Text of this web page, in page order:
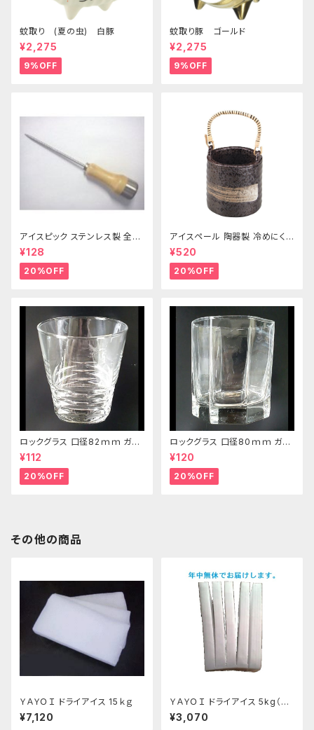
蚊取り (夏の虫) 白豚
¥2,275
9%OFF
蚊取り豚 ゴールド
¥2,275
9%OFF
アイスピック ステンレス製 全長
215ｍｍ
¥128
20%OFF
アイスペール 陶器製 冷めにくい
二重構造 860ml
¥520
20%OFF
ロックグラス 口径82ｍｍ ガラ
ス製 250cc
¥112
20%OFF
ロックグラス 口径80ｍｍ ガラ
ス製 220cc
¥120
20%OFF
その他の商品
ＹＡＹＯＩ ドライアイス 15ｋｇ
¥7,120
ＹＡＹＯＩ ドライアイス 5kg（出
荷時6kg弱） おすすめ
¥3,070